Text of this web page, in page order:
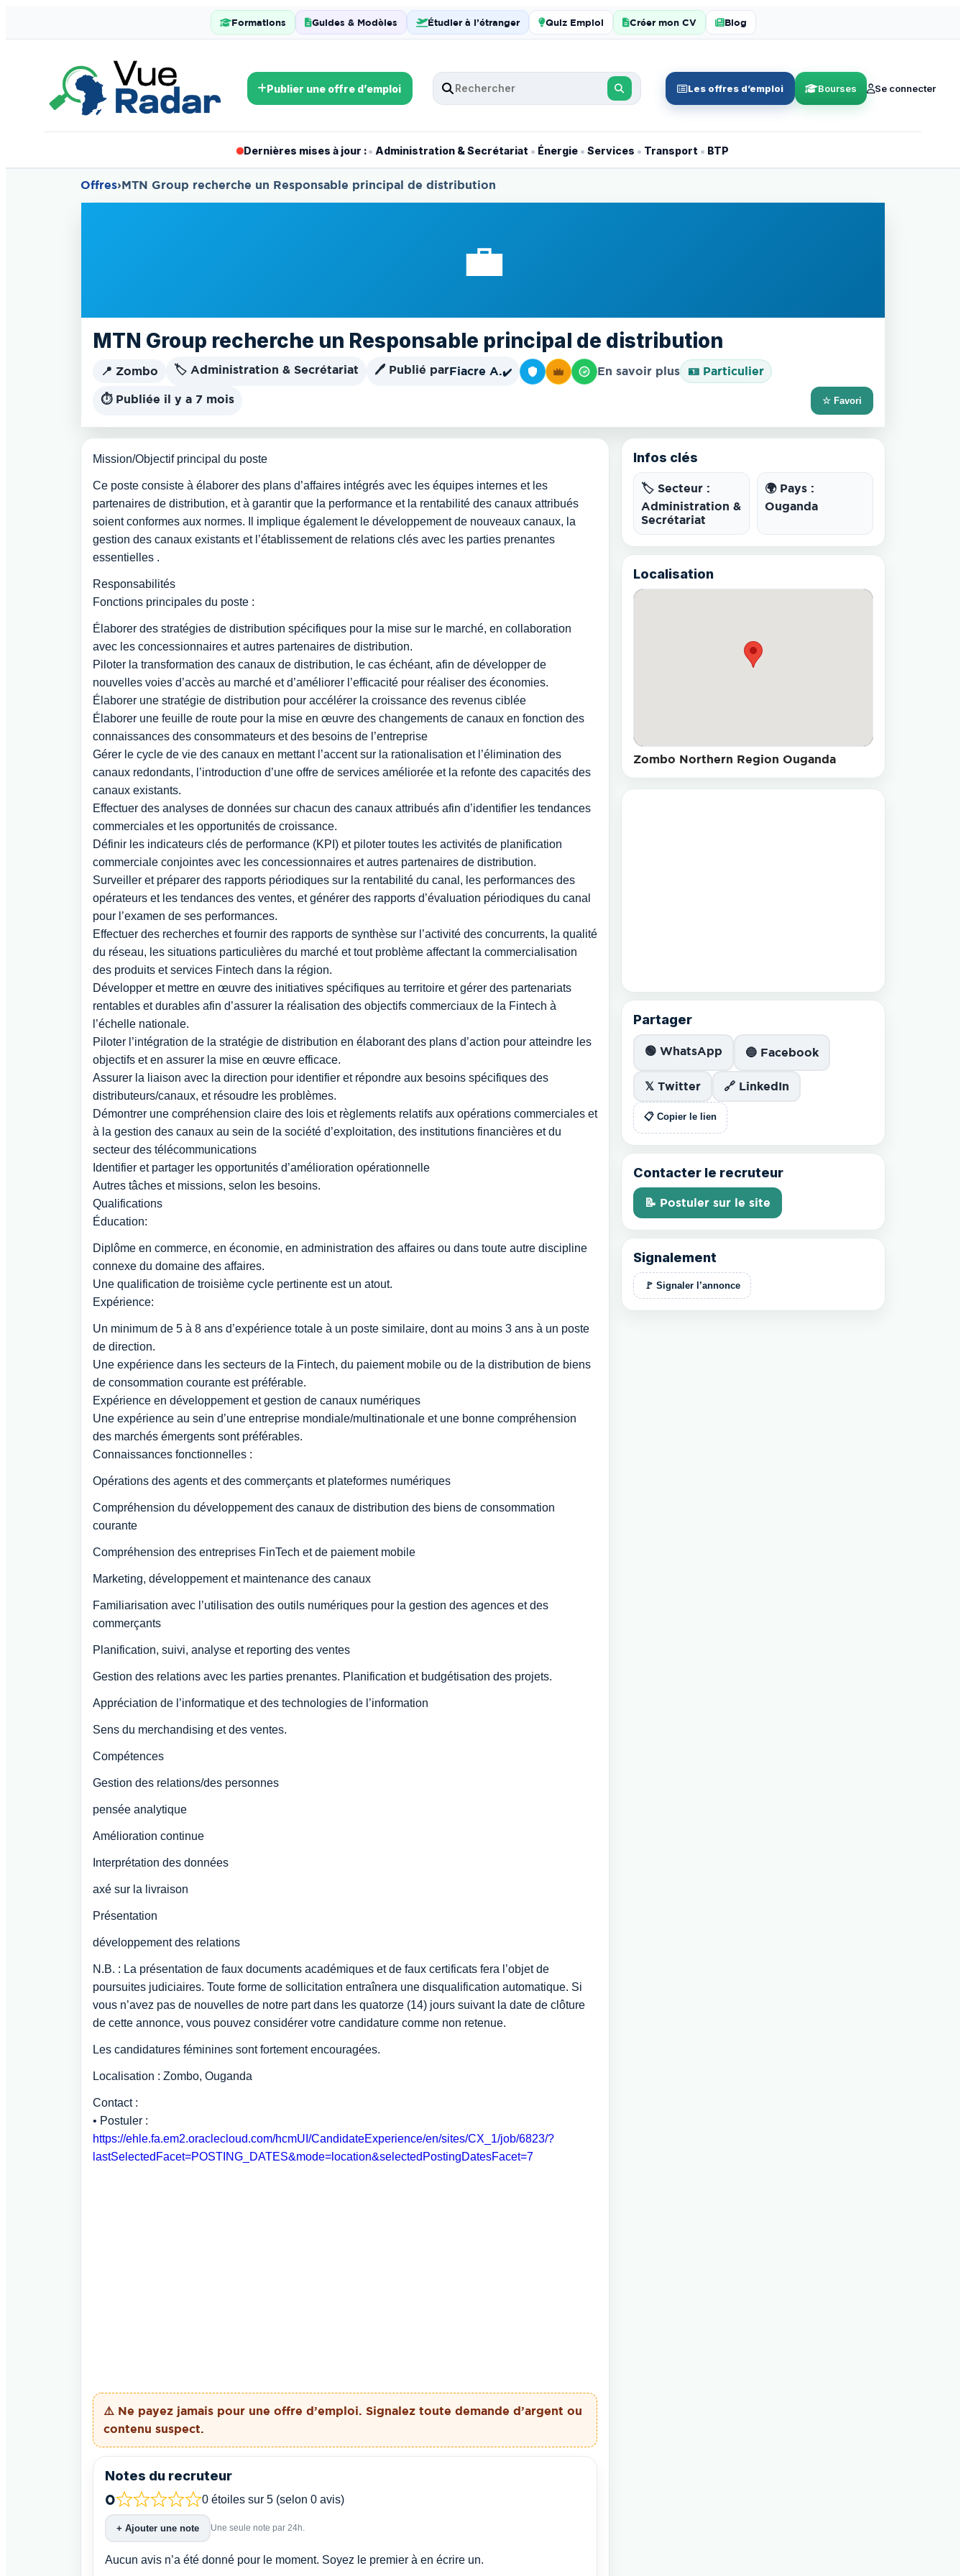
Formations Guides & Modèles Étudier à l’étranger Quiz Emploi Créer mon CV Blog
Publier une offre d’emploi Les offres d’emploi Bourses Se connecter
Dernières mises à jour :• Administration & Secrétariat • Énergie • Services • Transport • BTP
Offres›MTN Group recherche un Responsable principal de distribution
💼
MTN Group recherche un Responsable principal de distribution
📍 Zombo 🏷️ Administration & Secrétariat 🖊️ Publié parFiacre A.✔️ En savoir plus 🪪 Particulier
⏱️ Publiée il y a 7 mois ☆ Favori
Mission/Objectif principal du poste
Ce poste consiste à élaborer des plans d’affaires intégrés avec les équipes internes et les
partenaires de distribution, et à garantir que la performance et la rentabilité des canaux attribués
soient conformes aux normes. Il implique également le développement de nouveaux canaux, la
gestion des canaux existants et l’établissement de relations clés avec les parties prenantes
essentielles .
Responsabilités
Fonctions principales du poste :
Élaborer des stratégies de distribution spécifiques pour la mise sur le marché, en collaboration
avec les concessionnaires et autres partenaires de distribution.
Piloter la transformation des canaux de distribution, le cas échéant, afin de développer de
nouvelles voies d’accès au marché et d’améliorer l’efficacité pour réaliser des économies.
Élaborer une stratégie de distribution pour accélérer la croissance des revenus ciblée
Élaborer une feuille de route pour la mise en œuvre des changements de canaux en fonction des
connaissances des consommateurs et des besoins de l’entreprise
Gérer le cycle de vie des canaux en mettant l’accent sur la rationalisation et l’élimination des
canaux redondants, l’introduction d’une offre de services améliorée et la refonte des capacités des
canaux existants.
Effectuer des analyses de données sur chacun des canaux attribués afin d’identifier les tendances
commerciales et les opportunités de croissance.
Définir les indicateurs clés de performance (KPI) et piloter toutes les activités de planification
commerciale conjointes avec les concessionnaires et autres partenaires de distribution.
Surveiller et préparer des rapports périodiques sur la rentabilité du canal, les performances des
opérateurs et les tendances des ventes, et générer des rapports d’évaluation périodiques du canal
pour l’examen de ses performances.
Effectuer des recherches et fournir des rapports de synthèse sur l’activité des concurrents, la qualité
du réseau, les situations particulières du marché et tout problème affectant la commercialisation
des produits et services Fintech dans la région.
Développer et mettre en œuvre des initiatives spécifiques au territoire et gérer des partenariats
rentables et durables afin d’assurer la réalisation des objectifs commerciaux de la Fintech à
l’échelle nationale.
Piloter l’intégration de la stratégie de distribution en élaborant des plans d’action pour atteindre les
objectifs et en assurer la mise en œuvre efficace.
Assurer la liaison avec la direction pour identifier et répondre aux besoins spécifiques des
distributeurs/canaux, et résoudre les problèmes.
Démontrer une compréhension claire des lois et règlements relatifs aux opérations commerciales et
à la gestion des canaux au sein de la société d’exploitation, des institutions financières et du
secteur des télécommunications
Identifier et partager les opportunités d’amélioration opérationnelle
Autres tâches et missions, selon les besoins.
Qualifications
Éducation:
Diplôme en commerce, en économie, en administration des affaires ou dans toute autre discipline
connexe du domaine des affaires.
Une qualification de troisième cycle pertinente est un atout.
Expérience:
Un minimum de 5 à 8 ans d’expérience totale à un poste similaire, dont au moins 3 ans à un poste
de direction.
Une expérience dans les secteurs de la Fintech, du paiement mobile ou de la distribution de biens
de consommation courante est préférable.
Expérience en développement et gestion de canaux numériques
Une expérience au sein d’une entreprise mondiale/multinationale et une bonne compréhension
des marchés émergents sont préférables.
Connaissances fonctionnelles :
Opérations des agents et des commerçants et plateformes numériques
Compréhension du développement des canaux de distribution des biens de consommation
courante
Compréhension des entreprises FinTech et de paiement mobile
Marketing, développement et maintenance des canaux
Familiarisation avec l’utilisation des outils numériques pour la gestion des agences et des
commerçants
Planification, suivi, analyse et reporting des ventes
Gestion des relations avec les parties prenantes. Planification et budgétisation des projets.
Appréciation de l’informatique et des technologies de l’information
Sens du merchandising et des ventes.
Compétences
Gestion des relations/des personnes
pensée analytique
Amélioration continue
Interprétation des données
axé sur la livraison
Présentation
développement des relations
N.B. : La présentation de faux documents académiques et de faux certificats fera l’objet de
poursuites judiciaires. Toute forme de sollicitation entraînera une disqualification automatique. Si
vous n’avez pas de nouvelles de notre part dans les quatorze (14) jours suivant la date de clôture
de cette annonce, vous pouvez considérer votre candidature comme non retenue.
Les candidatures féminines sont fortement encouragées.
Localisation : Zombo, Ouganda
Contact :
• Postuler :
https://ehle.fa.em2.oraclecloud.com/hcmUI/CandidateExperience/en/sites/CX_1/job/6823/?
lastSelectedFacet=POSTING_DATES&mode=location&selectedPostingDatesFacet=7
⚠️ Ne payez jamais pour une offre d’emploi. Signalez toute demande d’argent ou
contenu suspect.
Notes du recruteur
0 0 étoiles sur 5 (selon 0 avis)
+ Ajouter une note Une seule note par 24h.
Aucun avis n’a été donné pour le moment. Soyez le premier à en écrire un.
Infos clés
🏷️ Secteur :
Administration &
Secrétariat
🌍 Pays :
Ouganda
Localisation
Zombo Northern Region Ouganda
Partager
🟢 WhatsApp 🔵 Facebook
𝕏 Twitter 🔗 LinkedIn
📋 Copier le lien
Contacter le recruteur
📝 Postuler sur le site
Signalement
🚩 Signaler l’annonce